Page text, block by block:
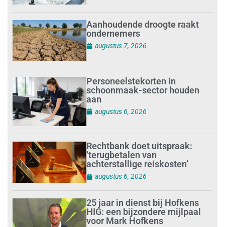
Aanhoudende droogte raakt
ondernemers
augustus 7, 2026
Personeelstekorten in
schoonmaak-sector houden
aan
augustus 6, 2026
Rechtbank doet uitspraak:
’terugbetalen van
achterstallige reiskosten’
augustus 6, 2026
25 jaar in dienst bij Hofkens
HIG: een bijzondere mijlpaal
voor Mark Hofkens